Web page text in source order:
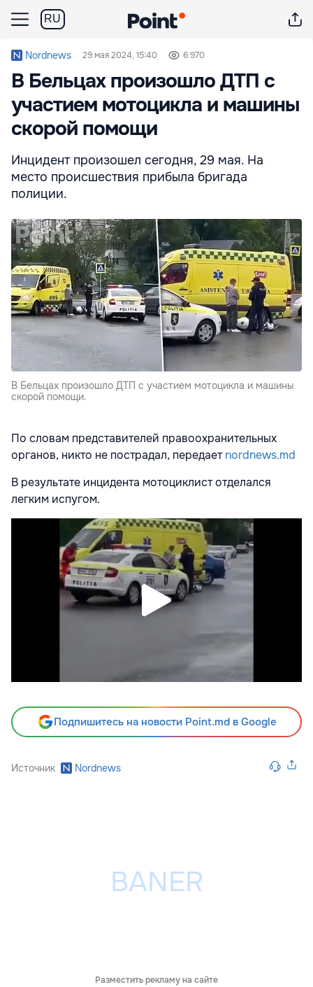
RU
Nordnews 29 мая 2024, 15:40 6 970
В Бельцах произошло ДТП с
участием мотоцикла и машины
скорой помощи
Инцидент произошел сегодня, 29 мая. На
место происшествия прибыла бригада
полиции.
В Бельцах произошло ДТП с участием мотоцикла и машины
скорой помощи.
По словам представителей правоохранительных
органов, никто не пострадал, передаетnordnews.md
В результате инцидента мотоциклист отделался
легким испугом.
Подпишитесь на новости Point.md в Google
Источник Nordnews
Разместить рекламу на сайте